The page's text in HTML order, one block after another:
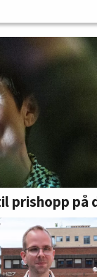
på denne siden.
prishopp på